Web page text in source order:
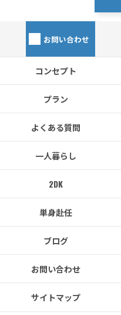
お問い合わせ
コンセプト
プラン
よくある質問
一人暮らし
2DK
単身赴任
ブログ
お問い合わせ
サイトマップ